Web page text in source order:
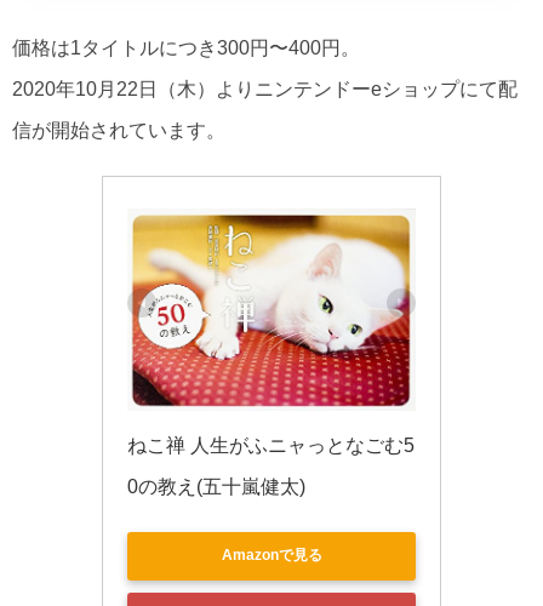
価格は1タイトルにつき300円〜400円。
2020年10月22日（木）よりニンテンドーeショップにて配
信が開始されています。
ねこ禅 人生がふニャっとなごむ5
0の教え(五十嵐健太)
Amazonで見る